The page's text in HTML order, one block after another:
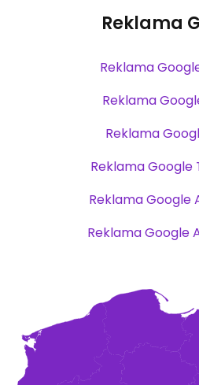
Reklama
Reklama
Reklama
Reklama
Reklama Google
Reklama Google
Reklama Google